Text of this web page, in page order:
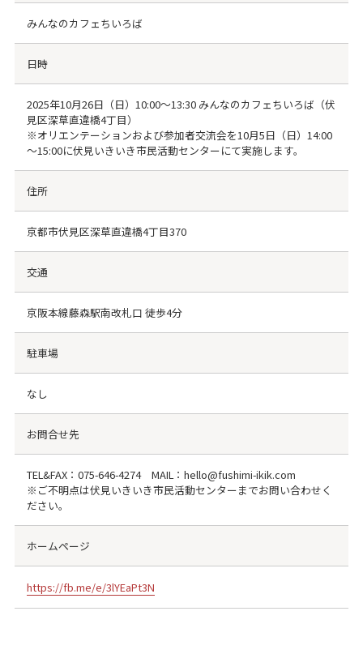
みんなのカフェちいろば
日時
2025年10月26日（日）10:00～13:30 みんなのカフェちいろば（伏
見区深草直違橋4丁目）
※オリエンテーションおよび参加者交流会を10月5日（日）14:00
～15:00に伏見いきいき市民活動センターにて実施します。
住所
京都市伏見区深草直違橋4丁目370
交通
京阪本線藤森駅南改札口 徒歩4分
駐車場
なし
お問合せ先
TEL&FAX： 075-646-4274MAIL：hello@fushimi-ikik.com
※ご不明点は伏見いきいき市民活動センターまでお問い合わせく
ださい。
ホームページ
https://fb.me/e/3lYEaPt3N